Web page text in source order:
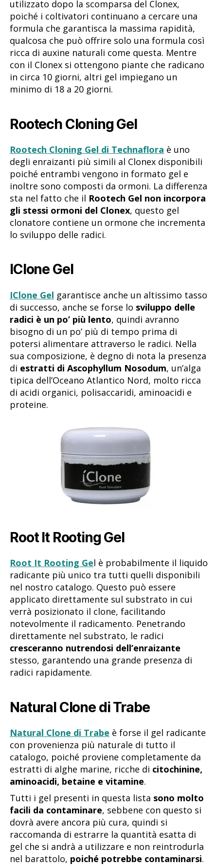
utilizzato dopo la scomparsa del Clonex,
poiché i coltivatori continuano a cercare una
formula che garantisca la massima rapidità,
qualcosa che può offrire solo una formula così
ricca di auxine naturali come questa. Mentre
con il Clonex si ottengono piante che radicano
in circa 10 giorni, altri gel impiegano un
minimo di 18 a 20 giorni.
Rootech Cloning Gel
Rootech Cloning Gel di Technaflora è uno
degli enraizanti più simili al Clonex disponibili
poiché entrambi vengono in formato gel e
inoltre sono composti da ormoni. La differenza
sta nel fatto che il Rootech Gel non incorpora
gli stessi ormoni del Clonex, questo gel
clonatore contiene un ormone che incrementa
lo sviluppo delle radici.
IClone Gel
IClone Gel garantisce anche un altissimo tasso
di successo, anche se forse lo sviluppo delle
radici è un po’ più lento, quindi avranno
bisogno di un po’ più di tempo prima di
potersi alimentare attraverso le radici. Nella
sua composizione, è degno di nota la presenza
di estratti di Ascophyllum Nosodum, un’alga
tipica dell’Oceano Atlantico Nord, molto ricca
di acidi organici, polisaccaridi, aminoacidi e
proteine.
Root It Rooting Gel
Root It Rooting Gel è probabilmente il liquido
radicante più unico tra tutti quelli disponibili
nel nostro catalogo. Questo può essere
applicato direttamente sul substrato in cui
verrà posizionato il clone, facilitando
notevolmente il radicamento. Penetrando
direttamente nel substrato, le radici
cresceranno nutrendosi dell’enraizante
stesso, garantendo una grande presenza di
radici rapidamente.
Natural Clone di Trabe
Natural Clone di Trabe è forse il gel radicante
con provenienza più naturale di tutto il
catalogo, poiché proviene completamente da
estratti di alghe marine, ricche di citochinine,
aminoacidi, betaine e vitamine.
Tutti i gel presenti in questa lista sono molto
facili da contaminare, sebbene con questo si
dovrà avere ancora più cura, quindi si
raccomanda di estrarre la quantità esatta di
gel che si andrà a utilizzare e non reintrodurla
nel barattolo, poiché potrebbe contaminarsi.